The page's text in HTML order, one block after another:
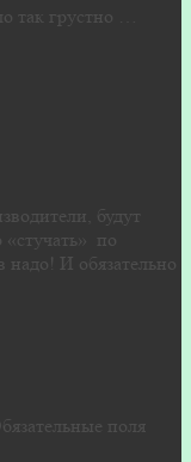
так грустно …
будут
по
И обязательно
поля